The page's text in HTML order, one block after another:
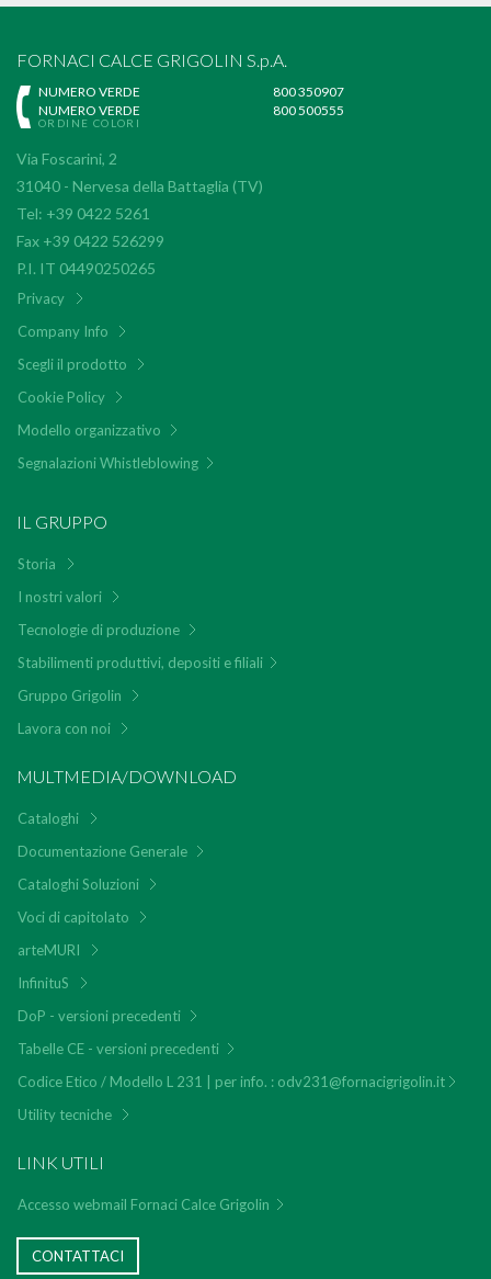
FORNACI CALCE GRIGOLIN S.p.A.
NUMERO VERDE
800 350907
NUMERO VERDE
ORDINE COLORI
800 500555
Via Foscarini, 2
31040 - Nervesa della Battaglia (TV)
Tel: +39 0422 5261
Fax +39 0422 526299
P.I. IT 04490250265
Privacy
Company Info
Scegli il prodotto
Cookie Policy
Modello organizzativo
Segnalazioni Whistleblowing
IL GRUPPO
Storia
I nostri valori
Tecnologie di produzione
Stabilimenti produttivi, depositi e filiali
Gruppo Grigolin
Lavora con noi
MULTMEDIA/DOWNLOAD
Cataloghi
Documentazione Generale
Cataloghi Soluzioni
Voci di capitolato
arteMURI
InfinituS
DoP - versioni precedenti
Tabelle CE - versioni precedenti
Codice Etico / Modello L 231 | per info. : odv231@fornacigrigolin.it
Utility tecniche
LINK UTILI
Accesso webmail Fornaci Calce Grigolin
CONTATTACI